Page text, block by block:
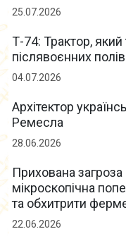
25.07.2026
Т-74: Трактор,
післявоєнних
04.07.2026
Архітектор
Ремесла
28.06.2026
Прихована
мікроскопічна
та обхитрити
22.06.2026